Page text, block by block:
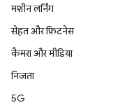
मशीन लर्निंग
सेहत और फ़िटनेस
कैमरा और मीडिया
निजता
5G